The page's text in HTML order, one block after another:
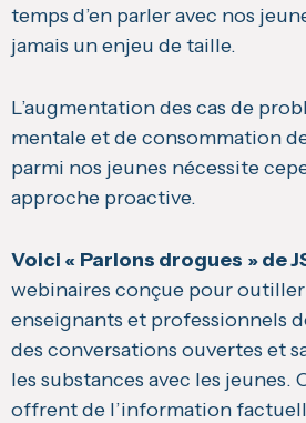
temps d’en parler avec nos
jamais un enjeu de taille.
L’augmentation des cas de
mentale et de consommation
parmi nos jeunes nécessite
approche proactive.
Voici « Parlons drogues » de
webinaires conçue pour
enseignants et professionnels
des conversations ouvertes et
les substances avec les jeunes.
offrent de l’information